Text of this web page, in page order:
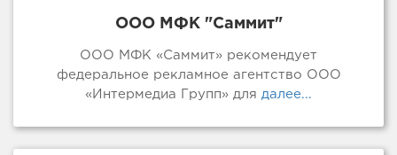
ООО МФК "Саммит"
ООО МФК «Саммит» рекомендует
федеральное рекламное агентство ООО
«Интермедиа Групп» для далее...